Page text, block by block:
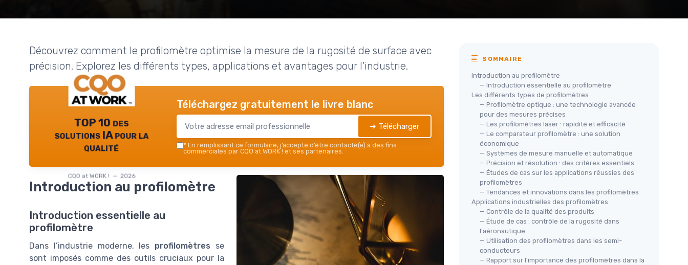
Découvrez comment le profilomètre optimise la mesure de la rugosité de surface avec
précision. Explorez les différents types, applications et avantages pour l'industrie.
TOP 10 des
solutions IA pour la
qualité
CQO at WORK ! — 2026
Téléchargez gratuitement le livre blanc
➔ Télécharger
* En remplissant ce formulaire, j’accepte d’être contacté(e) à des fins
commerciales par CQO at WORK ! et ses partenaires.
Introduction au profilomètre
Introduction essentielle au
profilomètre
Dans l’industrie moderne, les profilomètres se
sont imposés comme des outils cruciaux pour la
SOMMAIRE
Introduction au profilomètre
— Introduction essentielle au profilomètre
Les différents types de profilomètres
— Profilomètre optique : une technologie avancée
pour des mesures précises
— Les profilomètres laser : rapidité et efficacité
— Le comparateur profilomètre : une solution
économique
— Systèmes de mesure manuelle et automatique
— Précision et résolution : des critères essentiels
— Études de cas sur les applications réussies des
profilomètres
— Tendances et innovations dans les profilomètres
Applications industrielles des profilomètres
— Contrôle de la qualité des produits
— Étude de cas : contrôle de la rugosité dans
l'aéronautique
— Utilisation des profilomètres dans les semi-
conducteurs
— Rapport sur l'importance des profilomètres dans la